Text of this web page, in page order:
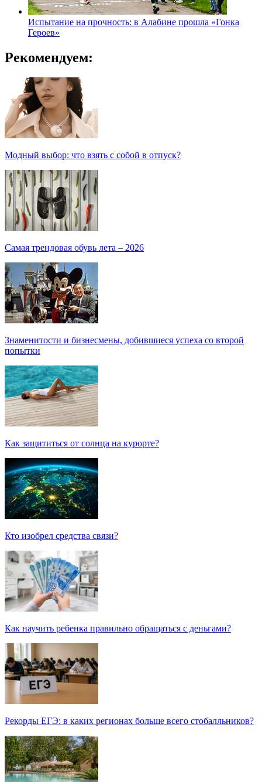
Испытание на прочность: в Алабине прошла «Гонка
Героев»
Рекомендуем:
Модный выбор: что взять с собой в отпуск?
Самая трендовая обувь лета – 2026
Знаменитости и бизнесмены, добившиеся успеха со второй
попытки
Как защититься от солнца на курорте?
Кто изобрел средства связи?
Как научить ребенка правильно обращаться с деньгами?
Рекорды ЕГЭ: в каких регионах больше всего стобалльников?